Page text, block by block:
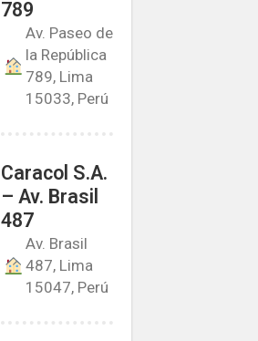
789
Av. Paseo de
la República
789, Lima
15033, Perú
Caracol S.A.
– Av. Brasil
487
Av. Brasil
487, Lima
15047, Perú